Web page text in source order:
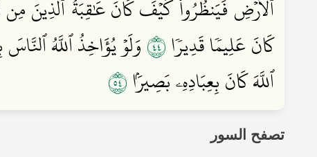
ٱلۡأَرۡضِ فَيَنظُرُواْ كَيۡفَ كَانَ عَٰقِبَةُ ٱلَّذِينَ مِن
كَانَ عَلِيمٗا قَدِيرٗا٤٤وَلَوۡ يُؤَاخِذُ ٱللَّهُ
ٱللَّهَ كَانَ بِعِبَادِهِۦ بَصِيرَۢا٤٥
تصفح السور